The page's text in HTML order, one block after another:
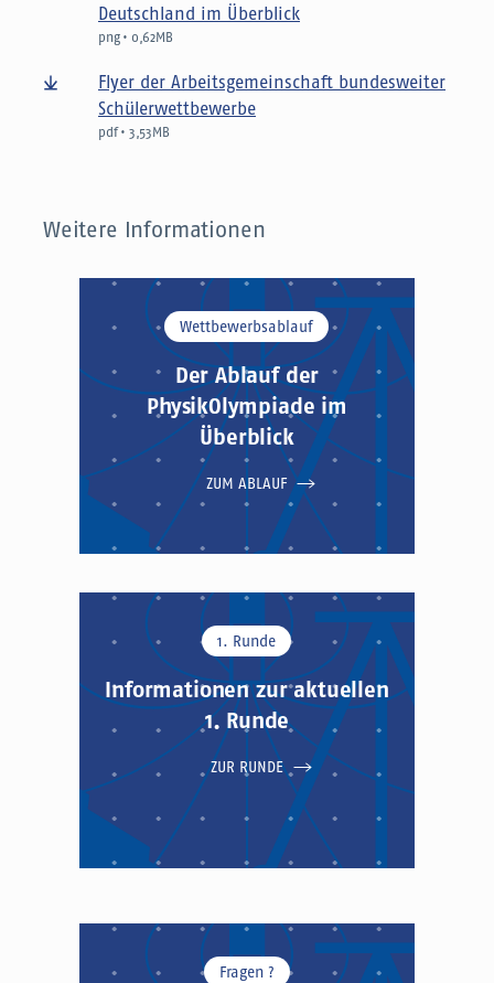
Deutschland im Überblick
png • 0,62MB
Flyer der Arbeitsgemeinschaft bundesweiter
Schülerwettbewerbe
pdf • 3,53MB
Weitere Informationen
Wettbewerbsablauf
Der Ablauf der
PhysikOlympiade im
Überblick
ZUM ABLAUF
1. Runde
Informationen zur aktuellen
1. Runde
ZUR RUNDE
Fragen ?